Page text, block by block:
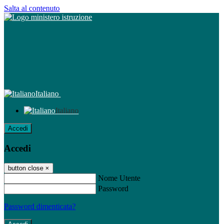
Salta al contenuto
Italiano
Italiano
Accedi
Accedi
button close ×
Nome Utente
Password
Password dimenticata?